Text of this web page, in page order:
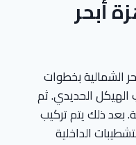
أبحر
الشمالية بخطوات
الحديدي. ثم
بعد ذلك يتم تركيب
الداخلية